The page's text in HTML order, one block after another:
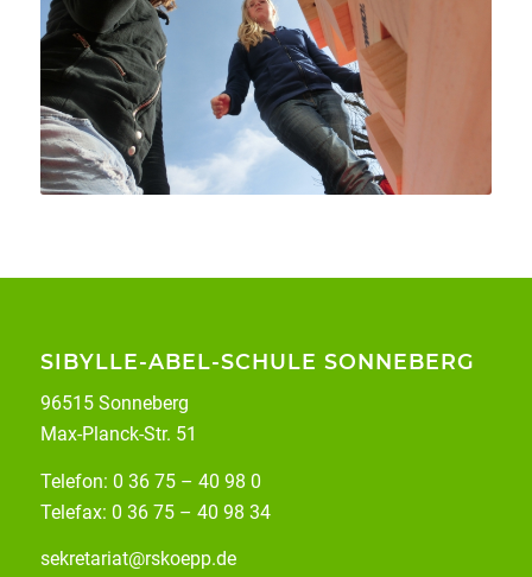
SIBYLLE-ABEL-SCHULE SONNEBERG
96515 Sonneberg
Max-Planck-Str. 51
Telefon: 0 36 75 – 40 98 0
Telefax: 0 36 75 – 40 98 34
sekretariat@rskoepp.de